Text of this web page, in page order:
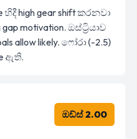
high gear shift කරනවා
motivation. ඔස්ට්‍රියාව
allow likely. ෆෝරා (-2.5)
ඇති.
ඔඩ්ස් 2.00